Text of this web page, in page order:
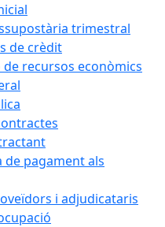
trimestral
de crèdit
de recursos econòmics
de pagament als
i adjudicataris